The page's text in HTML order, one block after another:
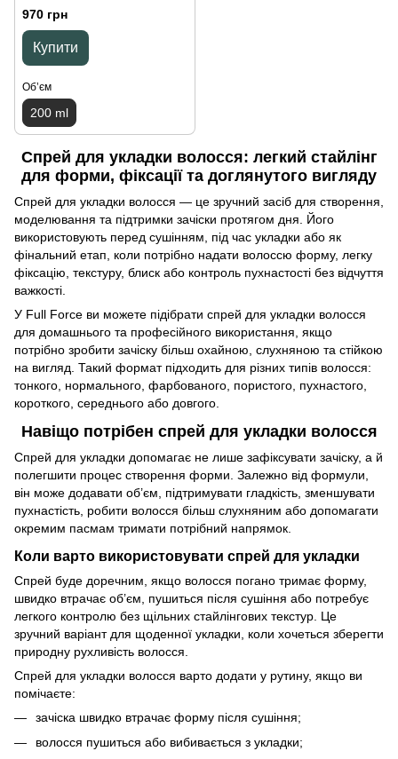
restore structure duo-phase
conditioner, 200 ml
970 грн
Купити
Обʼєм
200 ml
Спрей для укладки волосся: легкий стайлінг
для форми, фіксації та доглянутого вигляду
Спрей для укладки волосся — це зручний засіб для створення,
моделювання та підтримки зачіски протягом дня. Його
використовують перед сушінням, під час укладки або як
фінальний етап, коли потрібно надати волоссю форму, легку
фіксацію, текстуру, блиск або контроль пухнастості без відчуття
важкості.
У Full Force ви можете підібрати спрей для укладки волосся
для домашнього та професійного використання, якщо
потрібно зробити зачіску більш охайною, слухняною та стійкою
на вигляд. Такий формат підходить для різних типів волосся:
тонкого, нормального, фарбованого, пористого, пухнастого,
короткого, середнього або довгого.
Навіщо потрібен спрей для укладки волосся
Спрей для укладки допомагає не лише зафіксувати зачіску, а й
полегшити процес створення форми. Залежно від формули,
він може додавати об’єм, підтримувати гладкість, зменшувати
пухнастість, робити волосся більш слухняним або допомагати
окремим пасмам тримати потрібний напрямок.
Коли варто використовувати спрей для укладки
Спрей буде доречним, якщо волосся погано тримає форму,
швидко втрачає об’єм, пушиться після сушіння або потребує
легкого контролю без щільних стайлінгових текстур. Це
зручний варіант для щоденної укладки, коли хочеться зберегти
природну рухливість волосся.
Спрей для укладки волосся варто додати у рутину, якщо ви
помічаєте:
зачіска швидко втрачає форму після сушіння;
волосся пушиться або вибивається з укладки;